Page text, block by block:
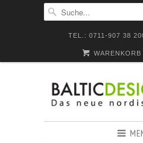
TEL.: 0711-907 38